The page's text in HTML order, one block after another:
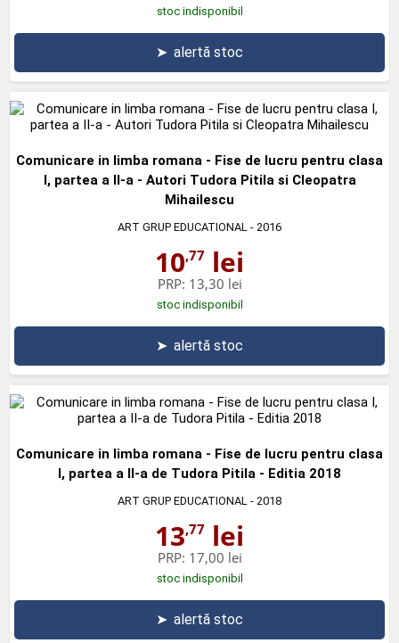
stoc indisponibil
➤ alertă stoc
Comunicare in limba romana - Fise de lucru pentru clasa
I, partea a II-a - Autori Tudora Pitila si Cleopatra
Mihailescu
ART GRUP EDUCATIONAL - 2016
10,77 lei
PRP: 13,30 lei
stoc indisponibil
➤ alertă stoc
Comunicare in limba romana - Fise de lucru pentru clasa
I, partea a II-a de Tudora Pitila - Editia 2018
ART GRUP EDUCATIONAL - 2018
13,77 lei
PRP: 17,00 lei
stoc indisponibil
➤ alertă stoc